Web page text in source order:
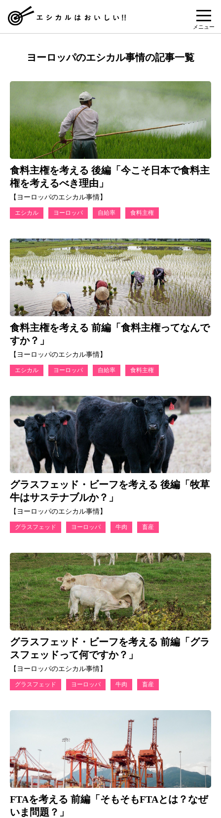
メニュー
ヨーロッパのエシカル事情の記事一覧
食料主権を考える 後編「今こそ日本で食料主
権を考えるべき理由」
【ヨーロッパのエシカル事情】
エシカル ヨーロッパ 自給率 食料主権
食料主権を考える 前編「食料主権ってなんで
すか？」
【ヨーロッパのエシカル事情】
エシカル ヨーロッパ 自給率 食料主権
グラスフェッド・ビーフを考える 後編「牧草
牛はサステナブルか？」
【ヨーロッパのエシカル事情】
グラスフェッド ヨーロッパ 牛肉 畜産
グラスフェッド・ビーフを考える 前編「グラ
スフェッドって何ですか？」
【ヨーロッパのエシカル事情】
グラスフェッド ヨーロッパ 牛肉 畜産
FTAを考える 前編「そもそもFTAとは？なぜ
いま問題？」